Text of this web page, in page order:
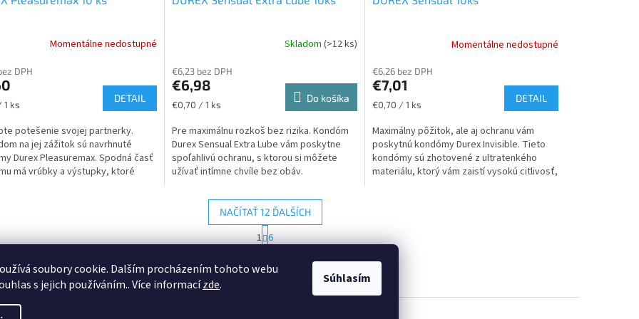
soubory cookie. Dalším procházením tohoto webu
s jejich používáním.. Více informacízde. Súhlasím
Momentálne nedostupné
DPH
1 ks
DETAIL
potešenie svojej partnerky.
na jej zážitok sú navrhnuté
Durex Pleasuremax. Spodná časť
má vrúbky a výstupky, ktoré
Skladom (>12 ks)
€6,23 bez DPH
€6,98
Jednotková
€0,70 / 1 ks
Do košíka
Pre maximálnu rozkoš bez rizika. Kondóm
Durex Sensual Extra Lube vám poskytne
spoľahlivú ochranu, s ktorou si môžete
užívať intímne chvíle bez obáv.
Momentálne nedostupné
€6,26 bez DPH
€7,01
Jednotková
€0,70 / 1 ks
DETAIL
Maximálny pôžitok, ale aj ochranu vám
poskytnú kondómy Durex Invisible. Tieto
kondómy sú zhotovené z ultratenkého
materiálu, ktorý vám zaistí vysokú citlivosť,
O
l
NAČÍTAŤ 12 ĎALŠÍCH
t
á
1 6
HORE